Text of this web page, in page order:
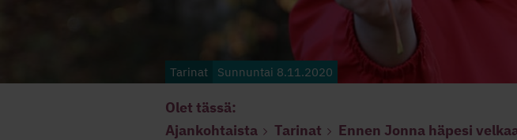
Tarinat Sunnuntai 8.11.2020
Olet tässä:
Ajankohtaista
Tarinat Ennen Jonna häpesi